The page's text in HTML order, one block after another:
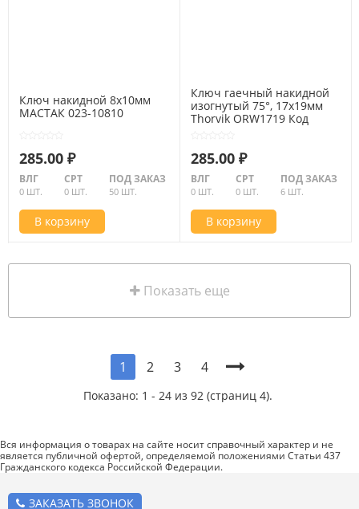
Ключ накидной 8х10мм
МАСТАК 023-10810
285.00 ₽
ВЛГ
0 ШТ.
СРТ
0 ШТ.
ПОД ЗАКАЗ
50 ШТ.
В корзину
Ключ гаечный накидной
изогнутый 75°, 17x19мм
Thorvik ORW1719 Код
285.00 ₽
ВЛГ
0 ШТ.
СРТ
0 ШТ.
ПОД ЗАКАЗ
6 ШТ.
В корзину
Показать еще
1 2 3 4
Показано: 1 - 24 из 92 (страниц 4).
Вся информация о товарах на сайте носит справочный характер и не
является публичной офертой, определяемой положениями Статьи 437
Гражданского кодекса Российской Федерации.
ЗАКАЗАТЬ ЗВОНОК